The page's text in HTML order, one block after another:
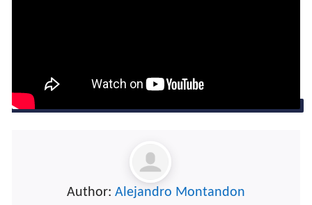
Author: Alejandro Montandon